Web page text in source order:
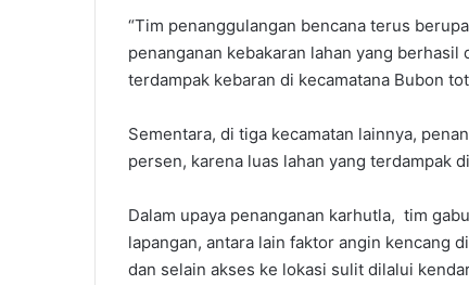
“Tim penanggulangan bencana terus
penanganan kebakaran lahan yang
terdampak kebaran di kecamatana Bubon
Sementara, di tiga kecamatan lainnya,
persen, karena luas lahan yang terdampak
Dalam upaya penanganan karhutla, tim
lapangan, antara lain faktor angin kencang
dan selain akses ke lokasi sulit dilalui